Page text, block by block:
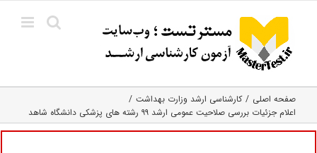
content
صفحه اصلی
کارشناسی ارشد وزارت بهداشت
اعلام جزئیات بررسی صلاحیت عمومی ارشد ۹۹ رشته های پزشکی دانشگاه شاهد